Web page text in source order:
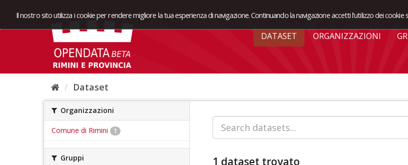
Il nostro sito utilizza i cookie per rendere migliore la tua esperienza di navigazione. Continuando la navigazione accetti l'utilizzo dei
DATASET ORGANIZZAZIONI
Dataset
Organizzazioni
Comune di Rimini 1
Gruppi 1 dataset trovato